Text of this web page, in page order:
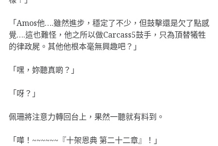
「Amos他….雖然進步，穩定了不少，但鼓擊還是欠了點感
覺….這也難怪，他之所以做Carcass5鼓手，只為頂替犧牲
的律政屍。其他他根本毫無興趣吧？」
「嘿，妳聽真啲？」
「呀？」
佩珊將注意力轉回台上，果然一聽就有料到。
「嘩！~~~~~~『十架恩典 第二十二章』！」